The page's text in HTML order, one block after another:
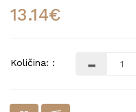
13.14€
Količina: :